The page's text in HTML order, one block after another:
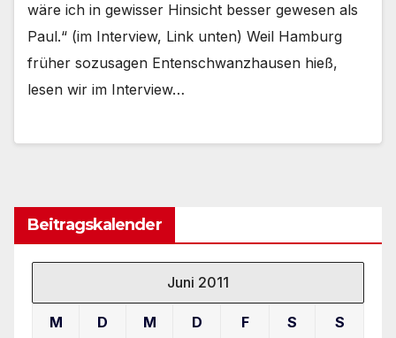
wäre ich in gewisser Hinsicht besser gewesen als
Paul.“ (im Interview, Link unten) Weil Hamburg
früher sozusagen Entenschwanzhausen hieß,
lesen wir im Interview…
Beitragskalender
Juni 2011
M D M D F S S